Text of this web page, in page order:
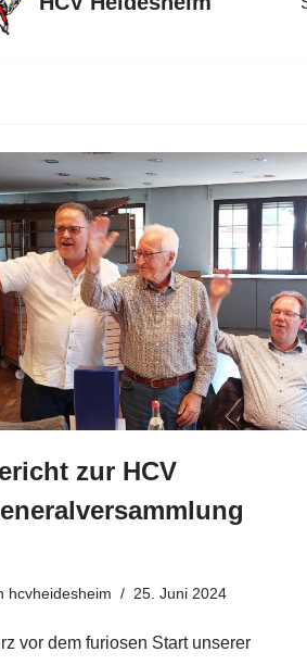
zur HCV
hcvheidesheim 25. Juni 2024
vor dem furiosen Start unserer